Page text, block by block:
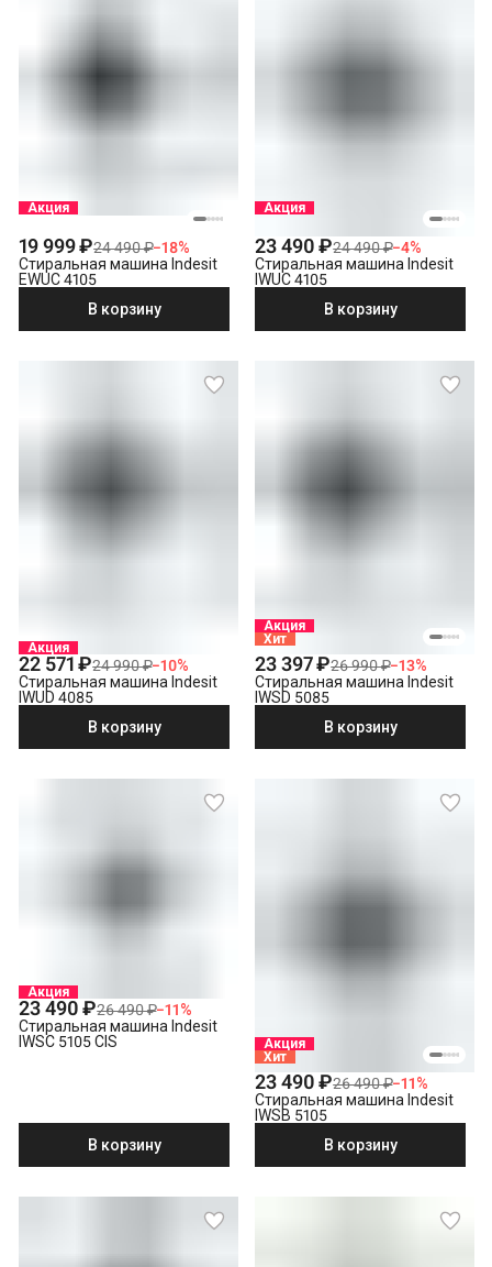
Акция
19 999 ₽24 490 ₽−18%
Стиральная машина Indesit
EWUC 4105
В корзину
Акция
23 490 ₽24 490 ₽−4%
Стиральная машина Indesit
IWUC 4105
В корзину
Акция
22 571 ₽24 990 ₽−10%
Стиральная машина Indesit
IWUD 4085
В корзину
Акция
Хит
23 397 ₽26 990 ₽−13%
Стиральная машина Indesit
IWSD 5085
В корзину
Акция
23 490 ₽26 490 ₽−11%
Стиральная машина Indesit
IWSC 5105 CIS
В корзину
Акция
Хит
23 490 ₽26 490 ₽−11%
Стиральная машина Indesit
IWSB 5105
В корзину